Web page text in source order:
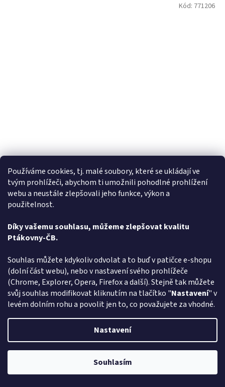
Používáme cookies, tj. malé soubory, které se ukládají ve
tvým prohlížeči, abychom ti umožnili pohodlné prohlížení
webu a neustále zlepšovali jeho funkce, výkon a
použitelnost.
Díky vašemu souhlasu, můžeme zlepšovat kvalitu
Ptákovny-ČB.
Souhlas můžete kdykoliv odvolat a to buď v patičce e-shopu
(dolní část webu), nebo v nastavení svého prohlížeče
(Chrome, Explorer, Opera, Firefox a další). Stejně tak můžete
svůj souhlas modifikovat kliknutím na tlačítko "Nastavení" v
levém dolním rohu a povolit jen to, co považujete za vhodné.
Nastavení
Souhlasím
Kostým čerta s vlasy a rohy
Momentálně nedostupné
2 035 Kč
Připravujete se na párty a hledáte Kostým čerta, Ďábla nebo
Lucifera? Ať už na karneval, helloween nebo masopust - vyberte si v
rodinném e-shopu ptakoviny-cb.cz. Doručujeme po...
Kód: 771206
Kód:771208